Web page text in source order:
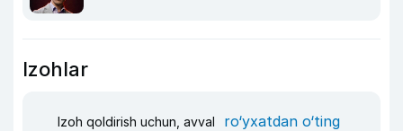
Izohlar
Izoh qoldirish uchun, avval ro‘yxatdan o‘ting